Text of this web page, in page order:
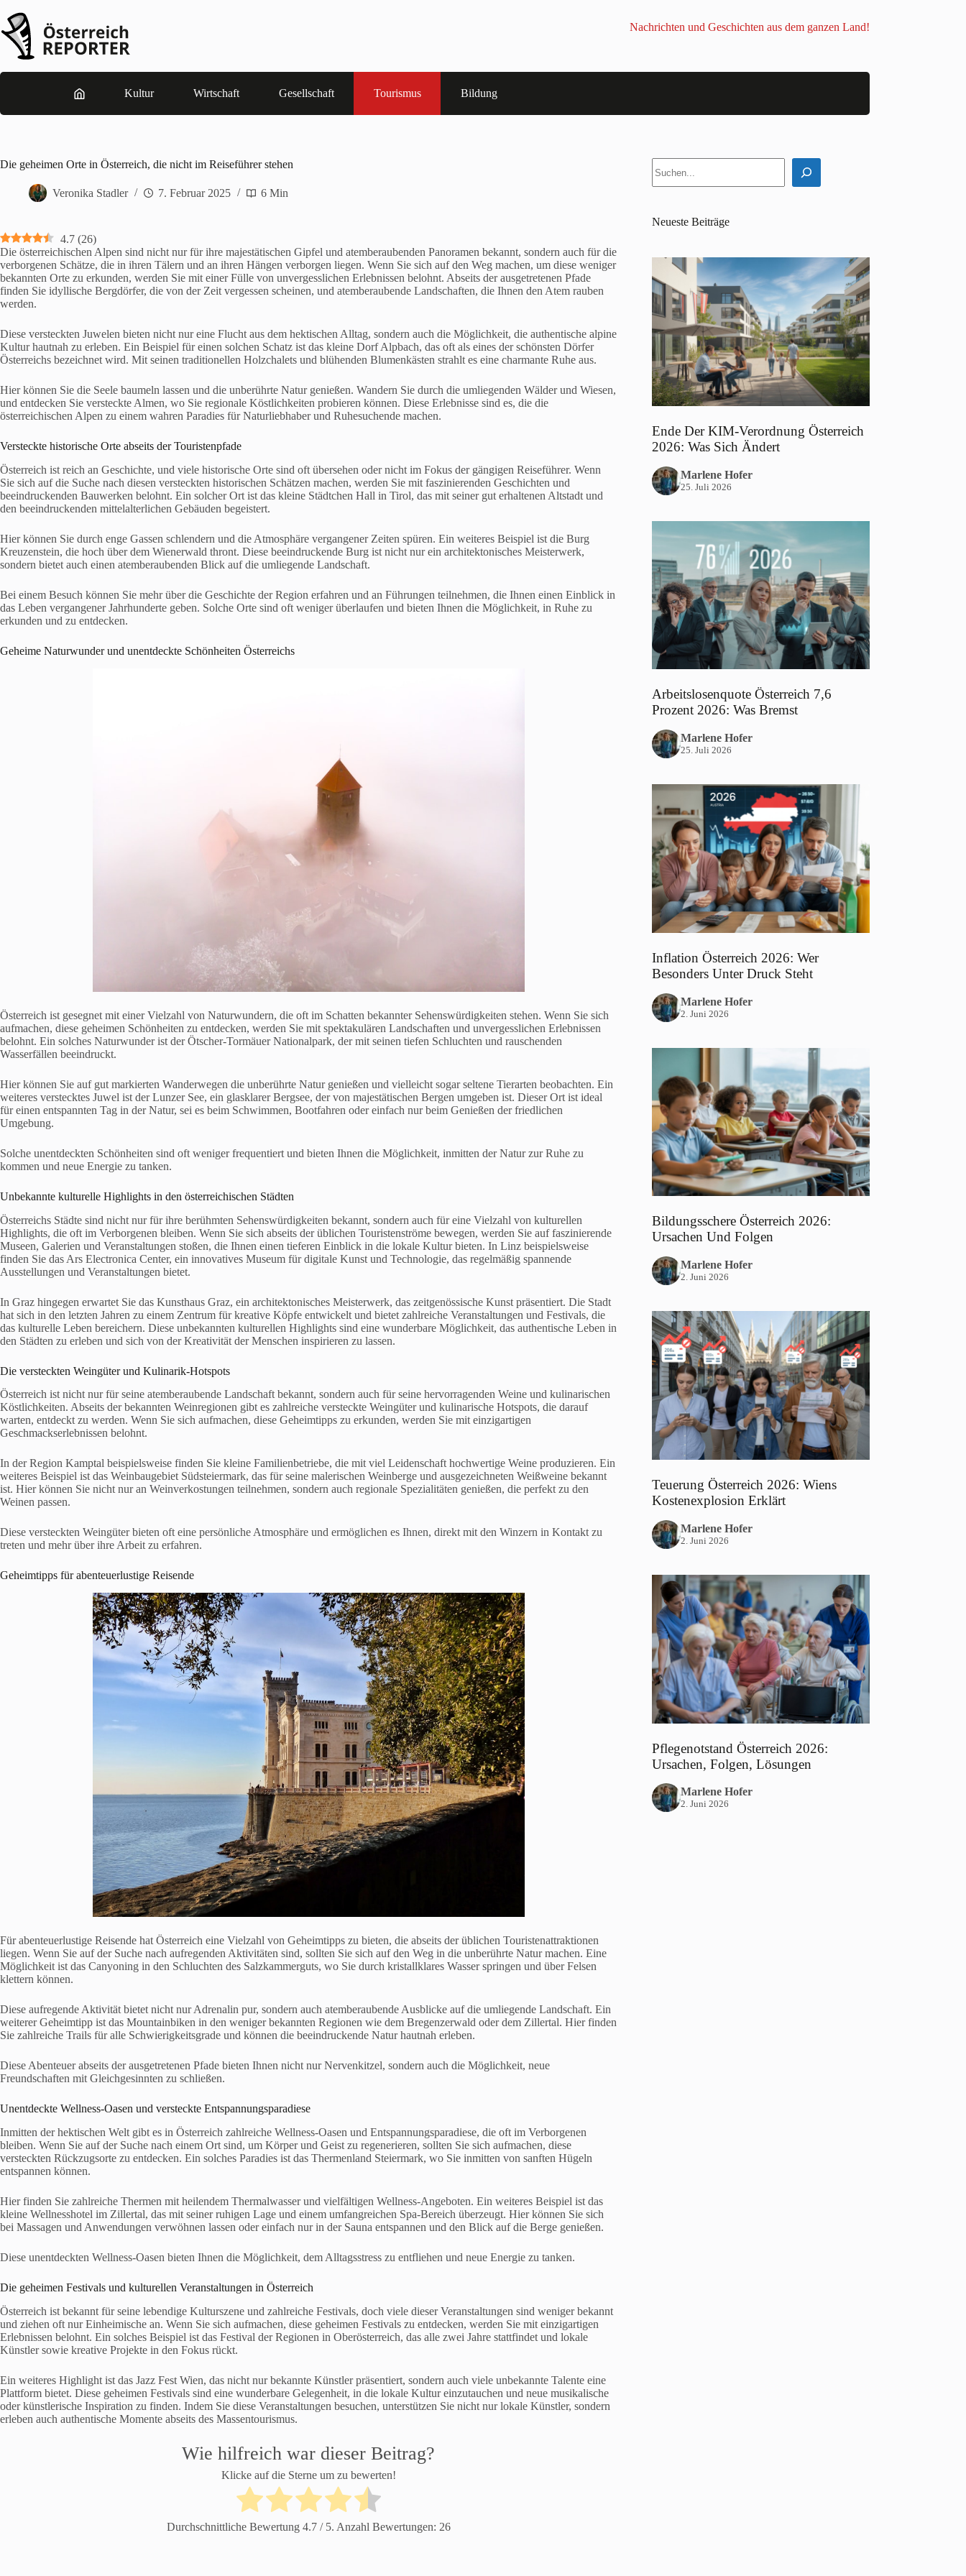
Inhalt
springen
Nachrichten und Geschichten aus dem ganzen Land!
Kultur Wirtschaft Gesellschaft Tourismus Bildung
Die geheimen Orte in Österreich, die nicht im Reiseführer stehen
Veronika Stadler 7. Februar 2025 6 Min
4.7 (26)
Die österreichischen Alpen sind nicht nur für ihre majestätischen Gipfel und atemberaubenden Panoramen bekannt, sondern auch für die
verborgenen Schätze, die in ihren Tälern und an ihren Hängen verborgen liegen. Wenn Sie sich auf den Weg machen, um diese weniger
bekannten Orte zu erkunden, werden Sie mit einer Fülle von unvergesslichen Erlebnissen belohnt. Abseits der ausgetretenen Pfade
finden Sie idyllische Bergdörfer, die von der Zeit vergessen scheinen, und atemberaubende Landschaften, die Ihnen den Atem rauben
werden.
Diese versteckten Juwelen bieten nicht nur eine Flucht aus dem hektischen Alltag, sondern auch die Möglichkeit, die authentische alpine
Kultur hautnah zu erleben. Ein Beispiel für einen solchen Schatz ist das kleine Dorf Alpbach, das oft als eines der schönsten Dörfer
Österreichs bezeichnet wird. Mit seinen traditionellen Holzchalets und blühenden Blumenkästen strahlt es eine charmante Ruhe aus.
Hier können Sie die Seele baumeln lassen und die unberührte Natur genießen. Wandern Sie durch die umliegenden Wälder und Wiesen,
und entdecken Sie versteckte Almen, wo Sie regionale Köstlichkeiten probieren können. Diese Erlebnisse sind es, die die
österreichischen Alpen zu einem wahren Paradies für Naturliebhaber und Ruhesuchende machen.
Versteckte historische Orte abseits der Touristenpfade
Österreich ist reich an Geschichte, und viele historische Orte sind oft übersehen oder nicht im Fokus der gängigen Reiseführer. Wenn
Sie sich auf die Suche nach diesen versteckten historischen Schätzen machen, werden Sie mit faszinierenden Geschichten und
beeindruckenden Bauwerken belohnt. Ein solcher Ort ist das kleine Städtchen Hall in Tirol, das mit seiner gut erhaltenen Altstadt und
den beeindruckenden mittelalterlichen Gebäuden begeistert.
Hier können Sie durch enge Gassen schlendern und die Atmosphäre vergangener Zeiten spüren. Ein weiteres Beispiel ist die Burg
Kreuzenstein, die hoch über dem Wienerwald thront. Diese beeindruckende Burg ist nicht nur ein architektonisches Meisterwerk,
sondern bietet auch einen atemberaubenden Blick auf die umliegende Landschaft.
Bei einem Besuch können Sie mehr über die Geschichte der Region erfahren und an Führungen teilnehmen, die Ihnen einen Einblick in
das Leben vergangener Jahrhunderte geben. Solche Orte sind oft weniger überlaufen und bieten Ihnen die Möglichkeit, in Ruhe zu
erkunden und zu entdecken.
Geheime Naturwunder und unentdeckte Schönheiten Österreichs
Österreich ist gesegnet mit einer Vielzahl von Naturwundern, die oft im Schatten bekannter Sehenswürdigkeiten stehen. Wenn Sie sich
aufmachen, diese geheimen Schönheiten zu entdecken, werden Sie mit spektakulären Landschaften und unvergesslichen Erlebnissen
belohnt. Ein solches Naturwunder ist der Ötscher-Tormäuer Nationalpark, der mit seinen tiefen Schluchten und rauschenden
Wasserfällen beeindruckt.
Hier können Sie auf gut markierten Wanderwegen die unberührte Natur genießen und vielleicht sogar seltene Tierarten beobachten. Ein
weiteres verstecktes Juwel ist der Lunzer See, ein glasklarer Bergsee, der von majestätischen Bergen umgeben ist. Dieser Ort ist ideal
für einen entspannten Tag in der Natur, sei es beim Schwimmen, Bootfahren oder einfach nur beim Genießen der friedlichen
Umgebung.
Solche unentdeckten Schönheiten sind oft weniger frequentiert und bieten Ihnen die Möglichkeit, inmitten der Natur zur Ruhe zu
kommen und neue Energie zu tanken.
Unbekannte kulturelle Highlights in den österreichischen Städten
Österreichs Städte sind nicht nur für ihre berühmten Sehenswürdigkeiten bekannt, sondern auch für eine Vielzahl von kulturellen
Highlights, die oft im Verborgenen bleiben. Wenn Sie sich abseits der üblichen Touristenströme bewegen, werden Sie auf faszinierende
Museen, Galerien und Veranstaltungen stoßen, die Ihnen einen tieferen Einblick in die lokale Kultur bieten. In Linz beispielsweise
finden Sie das Ars Electronica Center, ein innovatives Museum für digitale Kunst und Technologie, das regelmäßig spannende
Ausstellungen und Veranstaltungen bietet.
In Graz hingegen erwartet Sie das Kunsthaus Graz, ein architektonisches Meisterwerk, das zeitgenössische Kunst präsentiert. Die Stadt
hat sich in den letzten Jahren zu einem Zentrum für kreative Köpfe entwickelt und bietet zahlreiche Veranstaltungen und Festivals, die
das kulturelle Leben bereichern. Diese unbekannten kulturellen Highlights sind eine wunderbare Möglichkeit, das authentische Leben in
den Städten zu erleben und sich von der Kreativität der Menschen inspirieren zu lassen.
Die versteckten Weingüter und Kulinarik-Hotspots
Österreich ist nicht nur für seine atemberaubende Landschaft bekannt, sondern auch für seine hervorragenden Weine und kulinarischen
Köstlichkeiten. Abseits der bekannten Weinregionen gibt es zahlreiche versteckte Weingüter und kulinarische Hotspots, die darauf
warten, entdeckt zu werden. Wenn Sie sich aufmachen, diese Geheimtipps zu erkunden, werden Sie mit einzigartigen
Geschmackserlebnissen belohnt.
In der Region Kamptal beispielsweise finden Sie kleine Familienbetriebe, die mit viel Leidenschaft hochwertige Weine produzieren. Ein
weiteres Beispiel ist das Weinbaugebiet Südsteiermark, das für seine malerischen Weinberge und ausgezeichneten Weißweine bekannt
ist. Hier können Sie nicht nur an Weinverkostungen teilnehmen, sondern auch regionale Spezialitäten genießen, die perfekt zu den
Weinen passen.
Diese versteckten Weingüter bieten oft eine persönliche Atmosphäre und ermöglichen es Ihnen, direkt mit den Winzern in Kontakt zu
treten und mehr über ihre Arbeit zu erfahren.
Geheimtipps für abenteuerlustige Reisende
Für abenteuerlustige Reisende hat Österreich eine Vielzahl von Geheimtipps zu bieten, die abseits der üblichen Touristenattraktionen
liegen. Wenn Sie auf der Suche nach aufregenden Aktivitäten sind, sollten Sie sich auf den Weg in die unberührte Natur machen. Eine
Möglichkeit ist das Canyoning in den Schluchten des Salzkammerguts, wo Sie durch kristallklares Wasser springen und über Felsen
klettern können.
Diese aufregende Aktivität bietet nicht nur Adrenalin pur, sondern auch atemberaubende Ausblicke auf die umliegende Landschaft. Ein
weiterer Geheimtipp ist das Mountainbiken in den weniger bekannten Regionen wie dem Bregenzerwald oder dem Zillertal. Hier finden
Sie zahlreiche Trails für alle Schwierigkeitsgrade und können die beeindruckende Natur hautnah erleben.
Diese Abenteuer abseits der ausgetretenen Pfade bieten Ihnen nicht nur Nervenkitzel, sondern auch die Möglichkeit, neue
Freundschaften mit Gleichgesinnten zu schließen.
Unentdeckte Wellness-Oasen und versteckte Entspannungsparadiese
Inmitten der hektischen Welt gibt es in Österreich zahlreiche Wellness-Oasen und Entspannungsparadiese, die oft im Verborgenen
bleiben. Wenn Sie auf der Suche nach einem Ort sind, um Körper und Geist zu regenerieren, sollten Sie sich aufmachen, diese
versteckten Rückzugsorte zu entdecken. Ein solches Paradies ist das Thermenland Steiermark, wo Sie inmitten von sanften Hügeln
entspannen können.
Hier finden Sie zahlreiche Thermen mit heilendem Thermalwasser und vielfältigen Wellness-Angeboten. Ein weiteres Beispiel ist das
kleine Wellnesshotel im Zillertal, das mit seiner ruhigen Lage und einem umfangreichen Spa-Bereich überzeugt. Hier können Sie sich
bei Massagen und Anwendungen verwöhnen lassen oder einfach nur in der Sauna entspannen und den Blick auf die Berge genießen.
Diese unentdeckten Wellness-Oasen bieten Ihnen die Möglichkeit, dem Alltagsstress zu entfliehen und neue Energie zu tanken.
Die geheimen Festivals und kulturellen Veranstaltungen in Österreich
Österreich ist bekannt für seine lebendige Kulturszene und zahlreiche Festivals, doch viele dieser Veranstaltungen sind weniger bekannt
und ziehen oft nur Einheimische an. Wenn Sie sich aufmachen, diese geheimen Festivals zu entdecken, werden Sie mit einzigartigen
Erlebnissen belohnt. Ein solches Beispiel ist das Festival der Regionen in Oberösterreich, das alle zwei Jahre stattfindet und lokale
Künstler sowie kreative Projekte in den Fokus rückt.
Ein weiteres Highlight ist das Jazz Fest Wien, das nicht nur bekannte Künstler präsentiert, sondern auch viele unbekannte Talente eine
Plattform bietet. Diese geheimen Festivals sind eine wunderbare Gelegenheit, in die lokale Kultur einzutauchen und neue musikalische
oder künstlerische Inspiration zu finden. Indem Sie diese Veranstaltungen besuchen, unterstützen Sie nicht nur lokale Künstler, sondern
erleben auch authentische Momente abseits des Massentourismus.
Wie hilfreich war dieser Beitrag?
Klicke auf die Sterne um zu bewerten!
Durchschnittliche Bewertung 4.7/ 5. Anzahl Bewertungen: 26
Neueste Beiträge
Ende Der KIM-Verordnung Österreich
2026: Was Sich Ändert
Marlene Hofer
25. Juli 2026
Arbeitslosenquote Österreich 7,6
Prozent 2026: Was Bremst
Marlene Hofer
25. Juli 2026
Inflation Österreich 2026: Wer
Besonders Unter Druck Steht
Marlene Hofer
2. Juni 2026
Bildungsschere Österreich 2026:
Ursachen Und Folgen
Marlene Hofer
2. Juni 2026
Teuerung Österreich 2026: Wiens
Kostenexplosion Erklärt
Marlene Hofer
2. Juni 2026
Pflegenotstand Österreich 2026:
Ursachen, Folgen, Lösungen
Marlene Hofer
2. Juni 2026